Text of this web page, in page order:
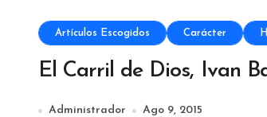
Artículos Escogidos Carácter
El Carril de Dios, Ivan
Administrador Ago 9, 2015